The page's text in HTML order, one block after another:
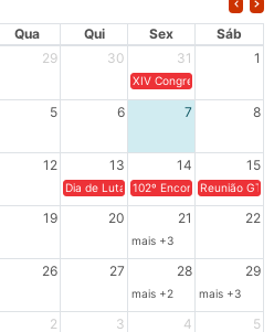
Qua Qui Sex
Sáb
29 30 31 1
XIV Congresso Brasileiro
5 6 7 8
12 13 14 15
Dia de Luta em Defesa de Cuba e da
102º Encontro da
Reunião
19 20 21 22
mais +3
26 27 28 29
mais +2 mais +3
2 3 4 5